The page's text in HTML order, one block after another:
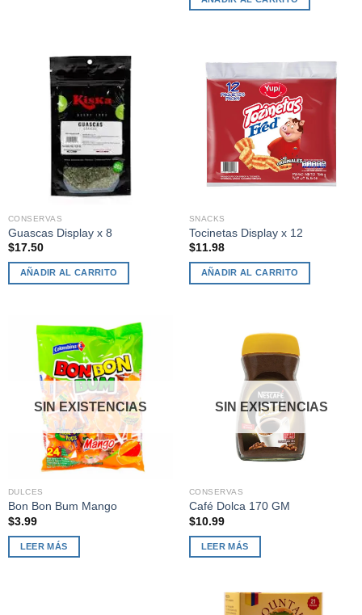
CONSERVAS
Guascas Display x 8
$17.50
AÑADIR AL CARRITO
SNACKS
Tocinetas Display x 12
$11.98
AÑADIR AL CARRITO
SIN EXISTENCIAS
DULCES
Bon Bon Bum Mango
$3.99
LEER MÁS
SIN EXISTENCIAS
CONSERVAS
Café Dolca 170 GM
$10.99
LEER MÁS